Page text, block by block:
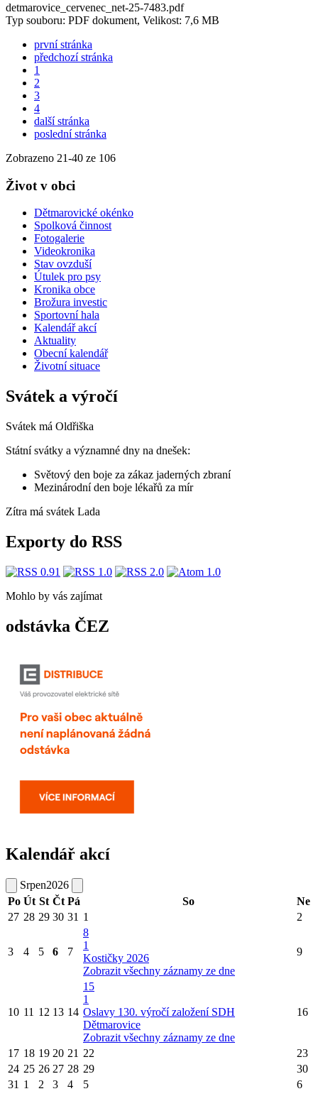
detmarovice_cervenec_net-25-7483.pdf
Typ souboru: PDF dokument, Velikost: 7,6 MB
první stránka
předchozí stránka
1
2
3
4
další stránka
poslední stránka
Zobrazeno 21-40 ze 106
Život v obci
Dětmarovické okénko
Spolková činnost
Fotogalerie
Videokronika
Stav ovzduší
Útulek pro psy
Kronika obce
Brožura investic
Sportovní hala
Kalendář akcí
Aktuality
Obecní kalendář
Životní situace
Svátek a výročí
Svátek má Oldřiška
Státní svátky a významné dny na dnešek:
Světový den boje za zákaz jaderných zbraní
Mezinárodní den boje lékařů za mír
Zítra má svátek Lada
Exporty do RSS
Mohlo by vás zajímat
odstávka ČEZ
Kalendář akcí
Srpen2026
Po Út St Čt Pá So
Ne
27 28 29 30 31 1 2
3 4 5 6 7
8
1
Kostičky 2026
Zobrazit všechny záznamy ze dne
9
10 11 12 13 14
15
1
Oslavy 130. výročí založení SDH
Dětmarovice
Zobrazit všechny záznamy ze dne
16
17 18 19 20 21 22
23
24 25 26 27 28 29
30
31 1 2 3 4 5 6